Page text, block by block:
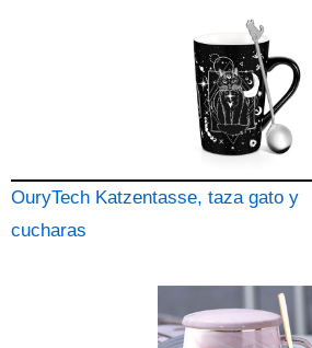
OuryTech Katzentasse, taza gato y
cucharas